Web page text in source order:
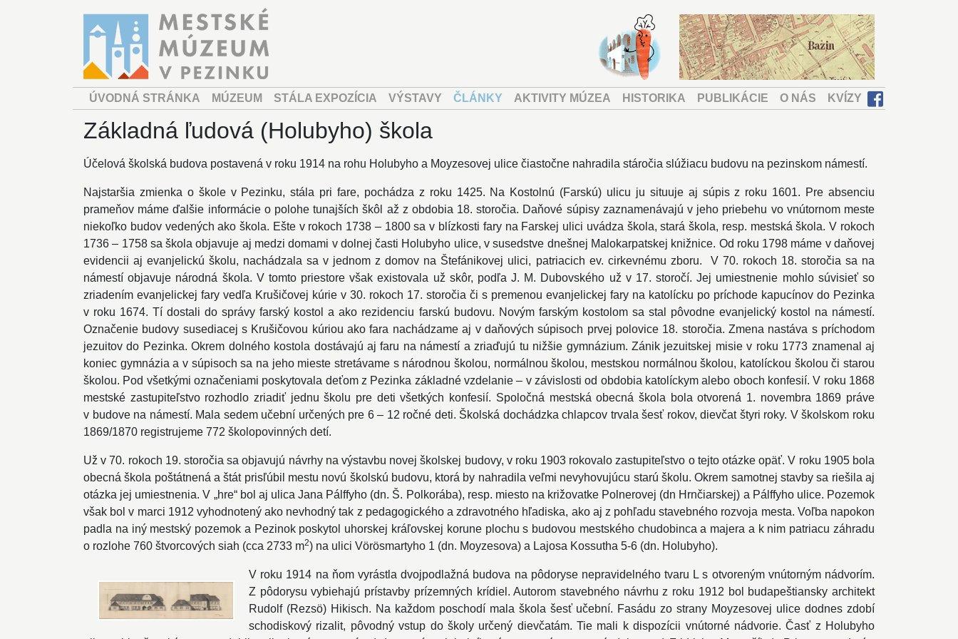
ÚVODNÁ STRÁNKA MÚZEUM STÁLA EXPOZÍCIA VÝSTAVY ČLÁNKY AKTIVITY MÚZEA HISTORIKA PUBLIKÁCIE O NÁS KVÍZY
Základná ľudová (Holubyho) škola
Účelová školská budova postavená v roku 1914 na rohu Holubyho a Moyzesovej ulice čiastočne nahradila stáročia slúžiacu budovu na pezinskom námestí.
Najstaršia zmienka o škole v Pezinku, stála pri fare, pochádza z roku 1425. Na Kostolnú (Farskú) ulicu ju situuje aj súpis z roku 1601. Pre absenciu
prameňov máme ďalšie informácie o polohe tunajších škôl až z obdobia 18. storočia. Daňové súpisy zaznamenávajú v jeho priebehu vo vnútornom meste
niekoľko budov vedených ako škola. Ešte v rokoch 1738 – 1800 sa v blízkosti fary na Farskej ulici uvádza škola, stará škola, resp. mestská škola. V rokoch
1736 – 1758 sa škola objavuje aj medzi domami v dolnej časti Holubyho ulice, v susedstve dnešnej Malokarpatskej knižnice. Od roku 1798 máme v daňovej
evidencii aj evanjelickú školu, nachádzala sa v jednom z domov na Štefánikovej ulici, patriacich ev. cirkevnému zboru. V 70. rokoch 18. storočia sa na
námestí objavuje národná škola. V tomto priestore však existovala už skôr, podľa J. M. Dubovského už v 17. storočí. Jej umiestnenie mohlo súvisieť so
zriadením evanjelickej fary vedľa Krušičovej kúrie v 30. rokoch 17. storočia či s premenou evanjelickej fary na katolícku po príchode kapucínov do Pezinka
v roku 1674. Tí dostali do správy farský kostol a ako rezidenciu farskú budovu. Novým farským kostolom sa stal pôvodne evanjelický kostol na námestí.
Označenie budovy susediacej s Krušičovou kúriou ako fara nachádzame aj v daňových súpisoch prvej polovice 18. storočia. Zmena nastáva s príchodom
jezuitov do Pezinka. Okrem dolného kostola dostávajú aj faru na námestí a zriaďujú tu nižšie gymnázium. Zánik jezuitskej misie v roku 1773 znamenal aj
koniec gymnázia a v súpisoch sa na jeho mieste stretávame s národnou školou, normálnou školou, mestskou normálnou školou, katolíckou školou či starou
školou. Pod všetkými označeniami poskytovala deťom z Pezinka základné vzdelanie – v závislosti od obdobia katolíckym alebo oboch konfesií. V roku 1868
mestské zastupiteľstvo rozhodlo zriadiť jednu školu pre deti všetkých konfesií. Spoločná mestská obecná škola bola otvorená 1. novembra 1869 práve
v budove na námestí. Mala sedem učební určených pre 6 – 12 ročné deti. Školská dochádzka chlapcov trvala šesť rokov, dievčat štyri roky. V školskom roku
1869/1870 registrujeme 772 školopovinných detí.
Už v 70. rokoch 19. storočia sa objavujú návrhy na výstavbu novej školskej budovy, v roku 1903 rokovalo zastupiteľstvo o tejto otázke opäť. V roku 1905 bola
obecná škola poštátnená a štát prisľúbil mestu novú školskú budovu, ktorá by nahradila veľmi nevyhovujúcu starú školu. Okrem samotnej stavby sa riešila aj
otázka jej umiestnenia. V „hre“ bol aj ulica Jana Pálffyho (dn. Š. Polkorába), resp. miesto na križovatke Polnerovej (dn Hrnčiarskej) a Pálffyho ulice. Pozemok
však bol v marci 1912 vyhodnotený ako nevhodný tak z pedagogického a zdravotného hľadiska, ako aj z pohľadu stavebného rozvoja mesta. Voľba napokon
padla na iný mestský pozemok a Pezinok poskytol uhorskej kráľovskej korune plochu s budovou mestského chudobinca a majera a k nim patriacu záhradu
o rozlohe 760 štvorcových siah (cca 2733 m2) na ulici Vörösmartyho 1 (dn. Moyzesova) a Lajosa Kossutha 5-6 (dn. Holubyho).
V roku 1914 na ňom vyrástla dvojpodlažná budova na pôdoryse nepravidelného tvaru L s otvoreným vnútorným nádvorím.
Z pôdorysu vybiehajú prístavby prízemných krídiel. Autorom stavebného návrhu z roku 1912 bol budapeštiansky architekt
Rudolf (Rezsö) Hikisch. Na každom poschodí mala škola šesť učební. Fasádu zo strany Moyzesovej ulice dodnes zdobí
schodiskový rizalit, pôvodný vstup do školy určený dievčatám. Tie mali k dispozícii vnútorné nádvorie. Časť z Holubyho